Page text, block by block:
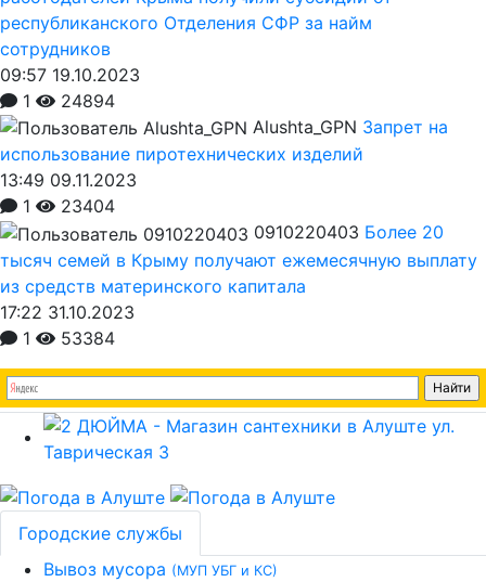
республиканского Отделения СФР за найм
сотрудников
09:57 19.10.2023
1
24894
Alushta_GPN Запрет на
использование пиротехнических изделий
13:49 09.11.2023
1
23404
0910220403 Более 20
тысяч семей в Крыму получают ежемесячную выплату
из средств материнского капитала
17:22 31.10.2023
1
53384
Городские службы
Вывоз мусора (МУП УБГ и КС)